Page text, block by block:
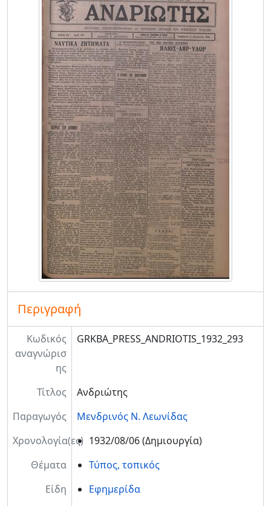
Περιγραφή
Κωδικός
αναγνώρισ
ης
GRKBA_PRESS_ANDRIOTIS_1932_293
Τίτλος
Ανδριώτης
Παραγωγός
Μενδρινός Ν. Λεωνίδας
Χρονολογία(ες) 1932/08/06 (Δημιουργία)
Θέματα
Τύπος, τοπικός
Είδη
Εφημερίδα